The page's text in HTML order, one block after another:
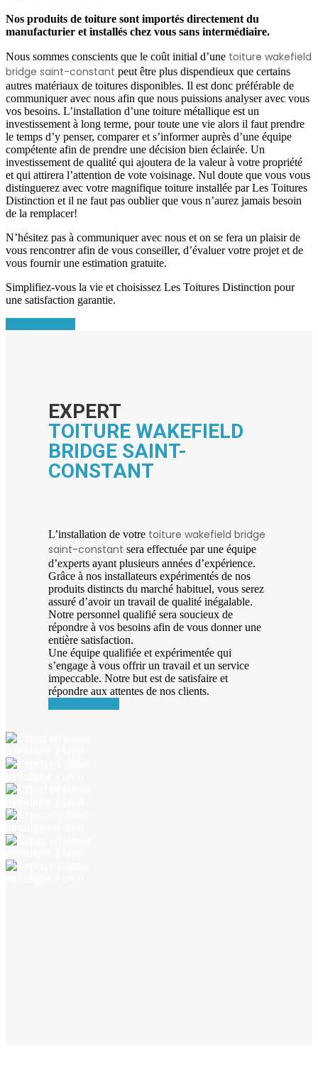
Nos produits de toiture sont importés directement du
manufacturier et installés chez vous sans intermédiaire.
Nous sommes conscients que le coût initial d’une toiture wakefield
bridge saint-constant peut être plus dispendieux que certains
autres matériaux de toitures disponibles. Il est donc préférable de
communiquer avec nous afin que nous puissions analyser avec vous
vos besoins. L’installation d’une toiture métallique est un
investissement à long terme, pour toute une vie alors il faut prendre
le temps d’y penser, comparer et s’informer auprès d’une équipe
compétente afin de prendre une décision bien éclairée. Un
investissement de qualité qui ajoutera de la valeur à votre propriété
et qui attirera l’attention de vote voisinage. Nul doute que vous vous
distinguerez avec votre magnifique toiture installée par Les Toitures
Distinction et il ne faut pas oublier que vous n’aurez jamais besoin
de la remplacer!
N’hésitez pas à communiquer avec nous et on se fera un plaisir de
vous rencontrer afin de vous conseiller, d’évaluer votre projet et de
vous fournir une estimation gratuite.
Simplifiez-vous la vie et choisissez Les Toitures Distinction pour
une satisfaction garantie.
EXPERT
TOITURE WAKEFIELD
BRIDGE SAINT-
CONSTANT
L’installation de votre toiture wakefield bridge
saint-constant sera effectuée par une équipe
d’experts ayant plusieurs années d’expérience.
Grâce à nos installateurs expérimentés de nos
produits distincts du marché habituel, vous serez
assuré d’avoir un travail de qualité inégalable.
Notre personnel qualifié sera soucieux de
répondre à vos besoins afin de vous donner une
entière satisfaction.
Une équipe qualifiée et expérimentée qui
s’engage à vous offrir un travail et un service
impeccable. Notre but est de satisfaire et
répondre aux attentes de nos clients.